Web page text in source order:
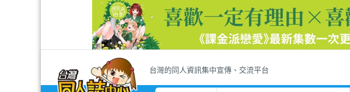
台灣的同人資訊集中宣傳、交流平台